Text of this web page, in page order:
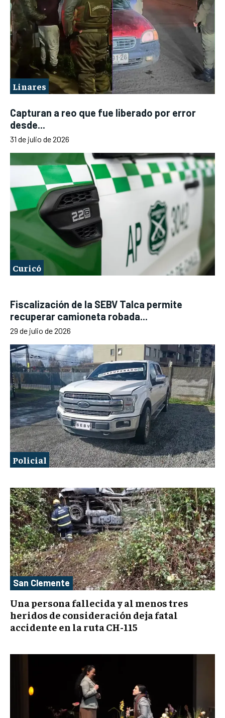
Linares
Capturan a reo que fue liberado por error
desde...
31 de julio de 2026
Curicó
Fiscalización de la SEBV Talca permite
recuperar camioneta robada...
29 de julio de 2026
Policial
San Clemente
Una persona fallecida y al menos tres
heridos de consideración deja fatal
accidente en la ruta CH-115